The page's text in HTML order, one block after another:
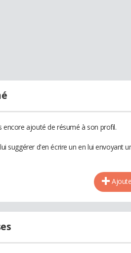
encore ajouté de résumé à son profil.
suggérer d'en écrire un en lui envoyant